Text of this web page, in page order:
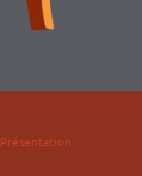
Présentation